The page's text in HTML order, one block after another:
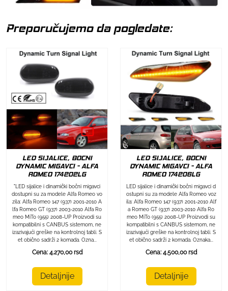
Preporučujemo da pogledate:
LED SIJALICE, BOCNI
DYNAMIC MIGAVCI - ALFA
ROMEO 174202LG
"LED sijalice i dinamički bočni migavci
dostupni su za modele Alfa Romeo vo
zila: Alfa Romeo 147 (937) 2001-2010 A
lfa Romeo GT (937) 2003-2010 Alfa Ro
meo MiTo (955) 2008-UP Proizvodi su
kompatibilni s CANBUS sistemom, ne
izazivajući greške na kontrolnoj tabli. S
et obično sadrži 2 komada. Ozna...
Cena: 4.270,00 rsd
Detaljnije
LED SIJALICE, BOCNI
DYNAMIC MIGAVCI - ALFA
ROMEO 174206LG
LED sijalice i dinamički bočni migavci d
ostupni su za modele Alfa Romeo voz
ila: Alfa Romeo 147 (937) 2001-2010 Alf
a Romeo GT (937) 2003-2010 Alfa Ro
meo MiTo (955) 2008-UP Proizvodi su
kompatibilni s CANBUS sistemom, ne
izazivajući greške na kontrolnoj tabli. S
et obično sadrži 2 komada. Oznaka...
Cena: 4.500,00 rsd
Detaljnije